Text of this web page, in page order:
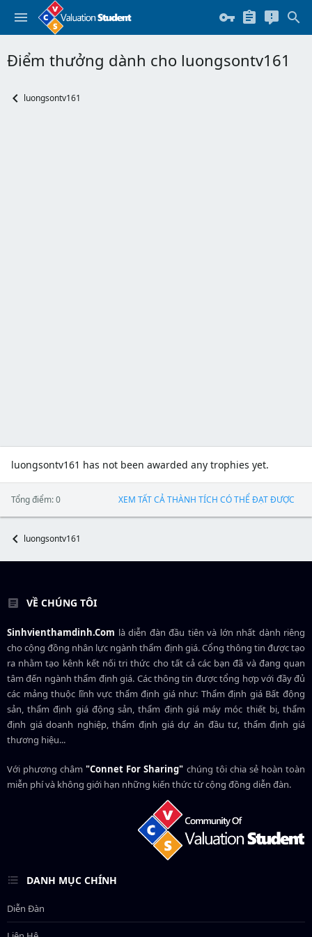
Điểm thưởng dành cho luongsontv161
luongsontv161
luongsontv161 has not been awarded any trophies yet.
Tổng điểm: 0 XEM TẤT CẢ THÀNH TÍCH CÓ THỂ ĐẠT ĐƯỢC
luongsontv161
VỀ CHÚNG TÔI
Sinhvienthamdinh.Com là diễn đàn đầu tiên và lớn nhất dành riêng
cho cộng đồng nhân lực ngànhthẩm định giá. Cổng thông tin được tạo
ra nhằm tạo kênh kết nối tri thức cho tất cả các bạn đã và đang quan
tâm đến ngành thẩm định giá. Các thông tin được tổng hợp với đầy đủ
các mảng thuộc lĩnh vực thẩm định giá như: Thẩm định giá Bất động
sản, thẩm định giá động sản, thẩm định giá máy móc thiết bị, thẩm
định giá doanh nghiệp, thẩm định giá dự án đầu tư, thẩm định giá
thương hiệu...
Với phương châm"Connet For Sharing" chúng tôi chia sẻ hoàn toàn
miễn phí và không giới hạn những kiến thức từ cộng đồng diễn đàn.
DANH MỤC CHÍNH
Diễn Đàn